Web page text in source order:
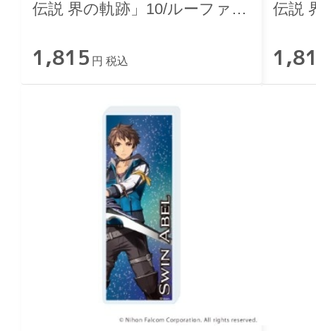
伝説 界の軌跡」10/ルーファ
1,815 円 税込
伝説